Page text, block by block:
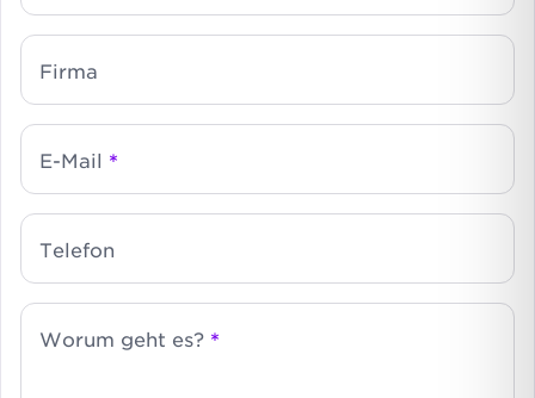
Firma
E-Mail *
Telefon
Worum geht es? *